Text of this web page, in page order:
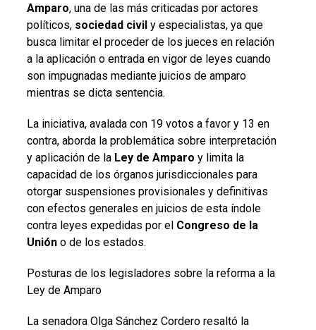
Amparo, una de las más criticadas por actores
políticos, sociedad civily especialistas, ya que
busca limitar el proceder de los jueces en relación
a la aplicación o entrada en vigor de leyes cuando
son impugnadas mediante juicios de amparo
mientras se dicta sentencia.
La iniciativa, avalada con 19 votos a favor y 13 en
contra, aborda la problemática sobre interpretación
y aplicación de laLey de Amparo y limita la
capacidad de los órganos jurisdiccionales para
otorgar suspensiones provisionales y definitivas
con efectos generales en juicios de esta índole
contra leyes expedidas por el Congreso de la
Unióno de los estados.
Posturas de los legisladores sobre la reforma a la
Ley de Amparo
La senadora Olga Sánchez Cordero resaltó la